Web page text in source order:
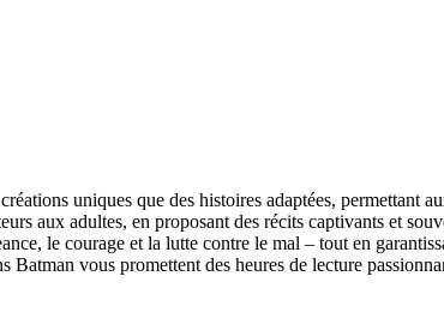
uniques que des histoires adaptées, permettant
aux adultes, en proposant des récits captivants et
le courage et la lutte contre le mal – tout en
vous promettent des heures de lecture